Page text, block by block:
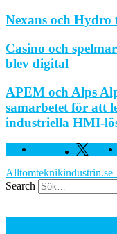
Nexans och
Casino och
blev digital
APEM och Alps
samarbetet för att
industriella HMI-
Facebook Twitter
Alltomteknikindustrin.se
Search